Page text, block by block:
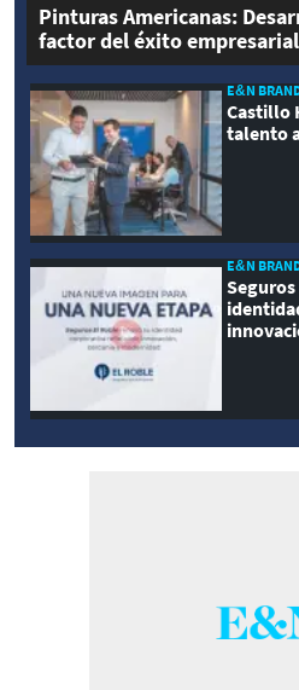
Pinturas Americanas:
factor del éxito empresarial
E&N
Castillo
talento
E&N